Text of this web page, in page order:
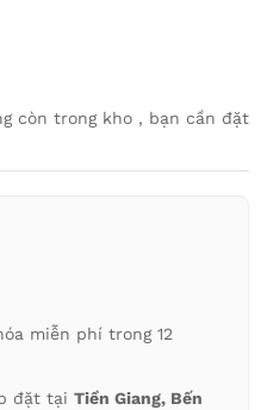
còn trong kho , bạn cần đặt
miễn phí trong 12
đặt tại Tiền Giang, Bến